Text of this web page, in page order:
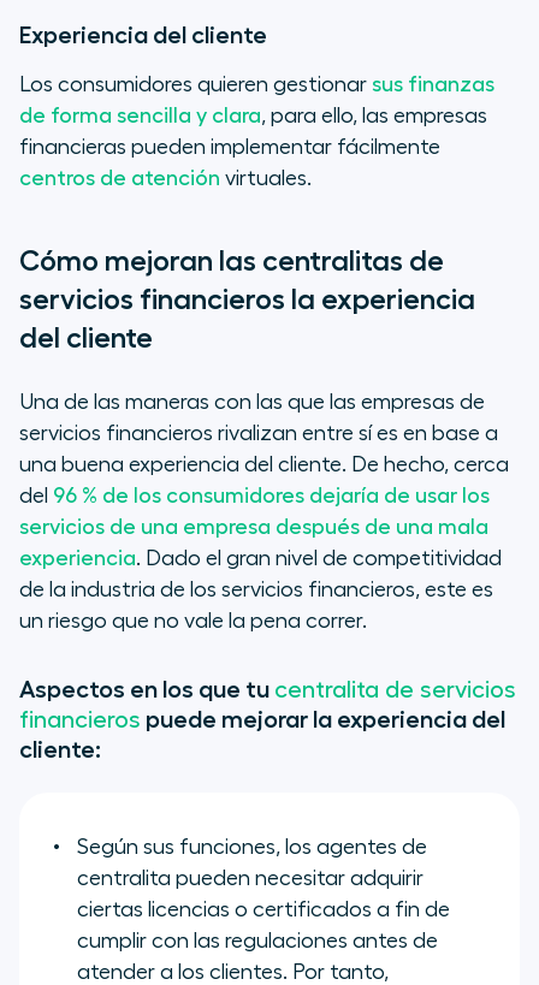
Experiencia del cliente
Los consumidores quieren gestionar sus finanzas
de forma sencilla y clara, para ello, las empresas
financieras pueden implementar fácilmente
centros de atención virtuales.
Cómo mejoran las centralitas de
servicios financieros la experiencia
del cliente
Una de las maneras con las que las empresas de
servicios financieros rivalizan entre sí es en base a
una buena experiencia del cliente. De hecho, cerca
del 96 % de los consumidores dejaría de usar los
servicios de una empresa después de una mala
experiencia. Dado el gran nivel de competitividad
de la industria de los servicios financieros, este es
un riesgo que no vale la pena correr.
Aspectos en los que tu centralita de servicios
financieros puede mejorar la experiencia del
cliente:
Según sus funciones, los agentes de
centralita pueden necesitar adquirir
ciertas licencias o certificados a fin de
cumplir con las regulaciones antes de
atender a los clientes. Por tanto,